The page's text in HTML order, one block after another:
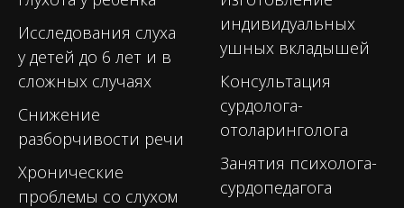
Исследования слуха
у детей до 6 лет и в
сложных случаях
Снижение
разборчивости речи
Хронические
проблемы со слухом
индивидуальных
ушных вкладышей
Консультация
сурдолога-
отоларинголога
Занятия психолога-
сурдопедагога